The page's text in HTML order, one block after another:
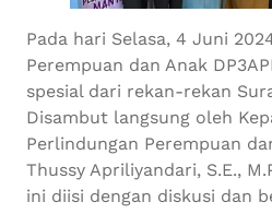
Pada hari Selasa, 4 Juni
Perempuan dan Anak
spesial dari rekan-rekan
Disambut langsung oleh
Perlindungan Perempuan
Thussy Apriliyandari, S.E.,
ini diisi dengan diskusi dan